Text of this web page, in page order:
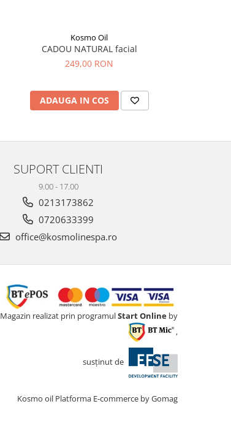
Kosmo Oil
CADOU NATURAL facial
249,00 RON
ADAUGA IN COS
SUPORT CLIENTI
9.00 - 17.00
0213173862
0720633399
office@kosmolinespa.ro
Magazin realizat prin programulStart Online by
,
susținut de
Kosmo oil Platforma E-commerce by Gomag